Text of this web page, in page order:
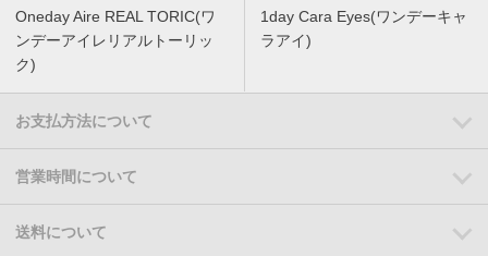
Oneday Aire REAL TORIC(ワ
ンデーアイレリアルトーリッ
ク)
1day Cara Eyes(ワンデーキャ
ラアイ)
お支払方法について
営業時間について
送料について